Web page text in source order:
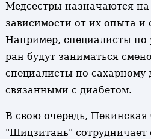
Медсестры назначаются
зависимости от их опыта и
Например, специалисты по
ран будут заниматься
специалисты по сахарному
связанными с диабетом.
В свою очередь, Пекинская
"Шицзитань" сотрудничает